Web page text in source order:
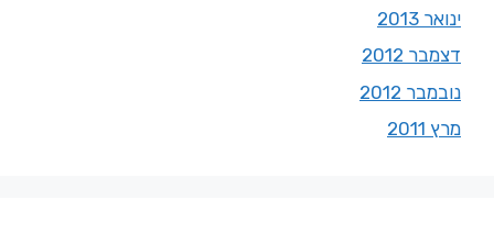
ינואר 2013
דצמבר 2012
נובמבר 2012
מרץ 2011